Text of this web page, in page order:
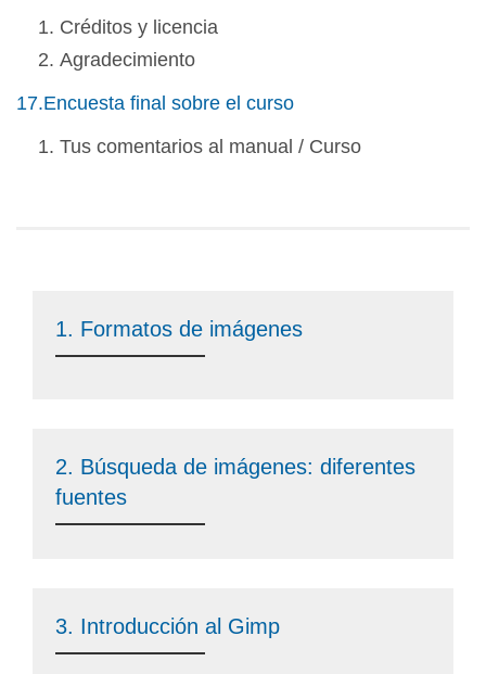
Créditos y licencia
Agradecimiento
17.Encuesta final sobre el curso
Tus comentarios al manual / Curso
1. Formatos de imágenes
2. Búsqueda de imágenes: diferentes
fuentes
3. Introducción al Gimp